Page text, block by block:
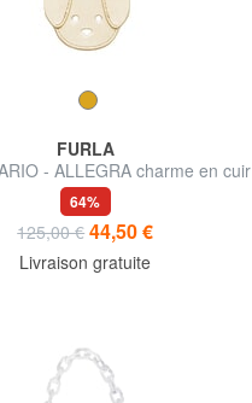
FURLA
- ALLEGRA charme en cuir
64%
125,00 € 44,50 €
Livraison gratuite